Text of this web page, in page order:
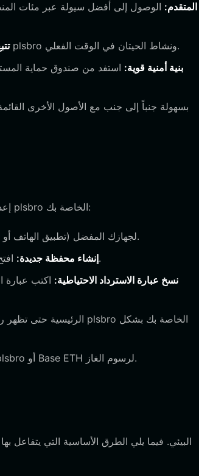
تجميع DEX المتقدم: الوصول إلى أفضل سيولة عبر مئات
استخدم أدوات بيانات السوق المدمجة لمراقبة حركة أسعار plsbro ونشاط الحيتان في الوقت الفعلي.
بنية أمنية قوية:
إعداد محفظتك عملية مباشرة تستغرق بضع دقائق فقط. اتبع هذه الخطوات للتحضير لرحلة plsbro الخاصة بك:
قم بزيارة الموقع الرسمي لتنزيل محفظة Bitget لجهازك المفضل (تطبيق الهاتف أو إضافة المتصفح).
إنشاء محفظة جديدة:افتح التطبيق واختر 'إنشاء محفظة'. تأكد من وجودك في مساحة خاصة عند القيام بذلك.
نسخ عبارة الاسترداد الاحتياطية:
انسخ عنوان محفظتك من لوحة التحكم الرئيسية واستخدمه لإيداع plsbro أو Base ETH لرسوم الغاز.